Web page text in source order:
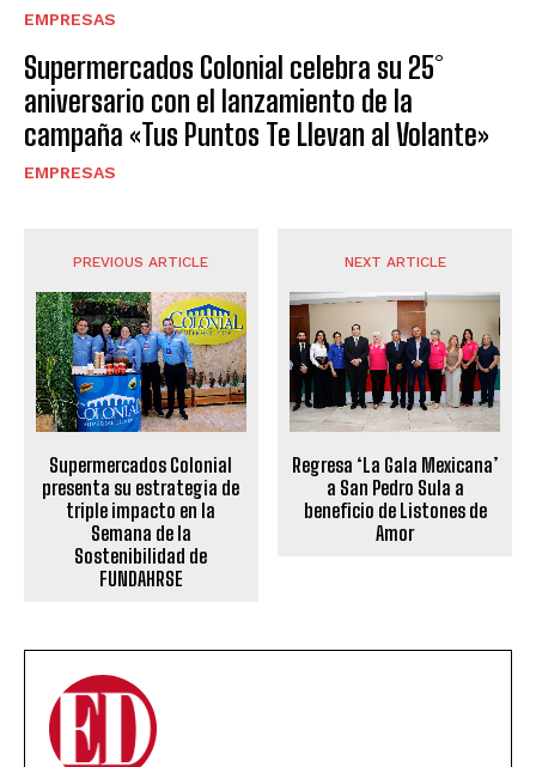
EMPRESAS
Supermercados Colonial celebra su 25°
aniversario con el lanzamiento de la
campaña «Tus Puntos Te Llevan al Volante»
EMPRESAS
PREVIOUS ARTICLE
Supermercados Colonial
presenta su estrategia de
triple impacto en la
Semana de la
Sostenibilidad de
FUNDAHRSE
NEXT ARTICLE
Regresa ‘La Gala Mexicana’
a San Pedro Sula a
beneficio de Listones de
Amor